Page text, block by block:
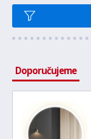
Doporučujeme